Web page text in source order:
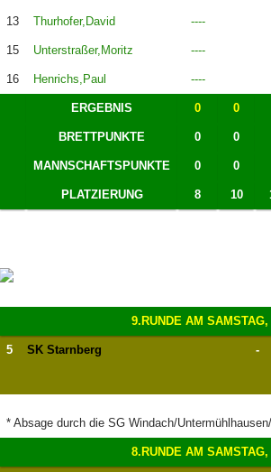
13 Thurhofer,David ----
15 Unterstraßer,Moritz ----
16 Henrichs,Paul ----
ERGEBNIS 0 0
BRETTPUNKTE 0 0
MANNSCHAFTSPUNKTE 0 0
PLATZIERUNG 8 10
9.RUNDE AM
5 SK Starnberg -
* Absage durch die SG Windach/
8.RUNDE AM